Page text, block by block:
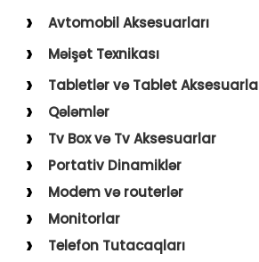
USB–Micro
Yaxa Mikrofonları
Klaviatura və Siçan
Mousepad
Avtomobil Aksesuarları
Digər Aksesuarlar
Holder
FM Modulyatorlar
Avto Başlıq
Məişət Texnikası
Saçqırxan, Üzqırxan
Sobalar
Fenlər
Blender, Toster, Kettle
Tabletlər və Tablet
Qələmlər
Tv Box və Tv Aksesuarlar
Portativ Dinamiklər
Modem və routerlər
Monitorlar
Telefon Tutacaqları